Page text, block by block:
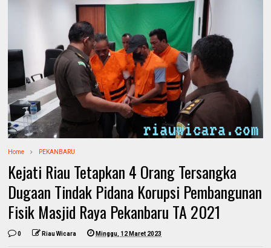
Home PEKANBARU
Kejati Riau Tetapkan 4 Orang Tersangka
Dugaan Tindak Pidana Korupsi Pembangunan
Fisik Masjid Raya Pekanbaru TA 2021
0 Riau Wicara Minggu, 12 Maret 2023